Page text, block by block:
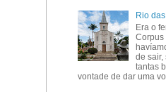
Rio
Era o
Corpus
de sair,
tantas
vontade de dar uma